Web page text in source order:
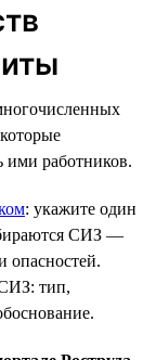
ими работников.
: укажите один
СИЗ —
опасностей.
тип,